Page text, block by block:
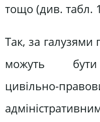
тощо (див. табл.
Так, за галузями
можуть бути
цивільно-